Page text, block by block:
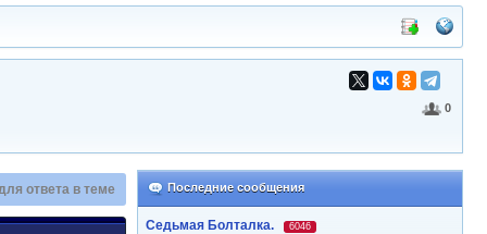
0
Последние сообщения
Седьмая Болталка. 6046
ответа в теме